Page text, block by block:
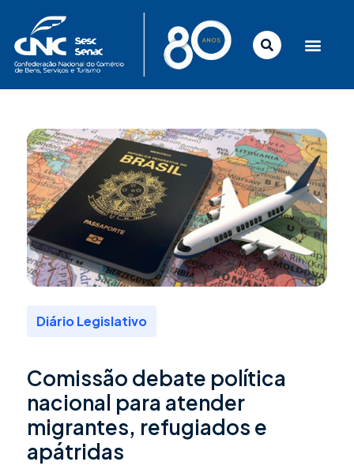
conteúdo
Diário Legislativo
Comissão debate política
nacional para atender
migrantes, refugiados e
apátridas